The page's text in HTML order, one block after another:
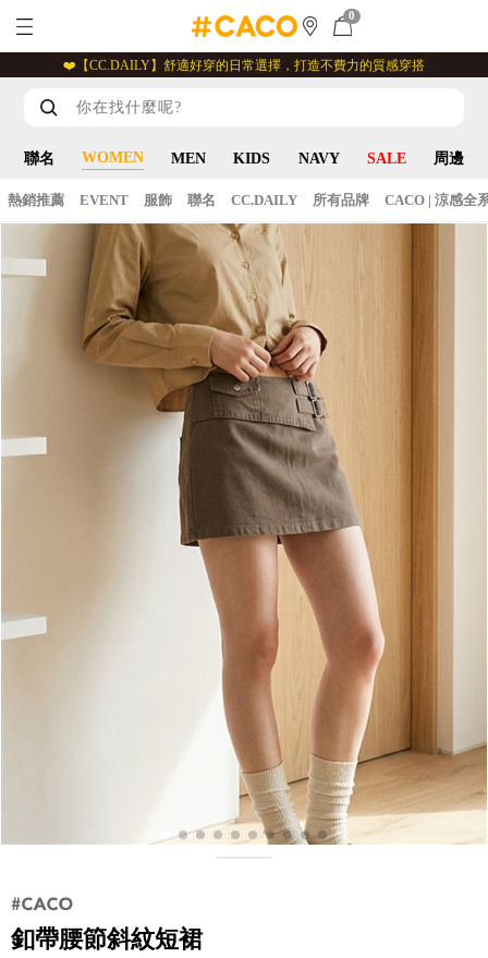
0
❤️【CC.DAILY】舒適好穿的日常選擇，打造不費力的質感穿搭
聯名 WOMEN MEN KIDS NAVY SALE 周邊
熱銷推薦 EVENT 服飾 聯名 CC.DAILY 所有品牌 CACO | 涼感全
釦帶腰節斜紋短裙